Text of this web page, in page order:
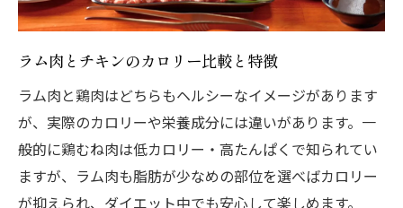
ラム肉とチキンのカロリー比較と特徴
ラム肉と鶏肉はどちらもヘルシーなイメージがあります
が、実際のカロリーや栄養成分には違いがあります。一
般的に鶏むね肉は低カロリー・高たんぱくで知られてい
ますが、ラム肉も脂肪が少なめの部位を選べばカロリー
が抑えられ、ダイエット中でも安心して楽しめます。